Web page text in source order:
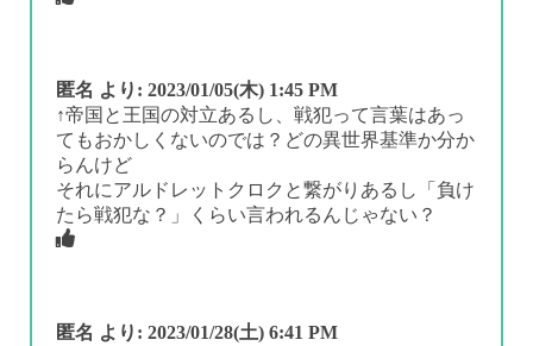
匿名 より: 2023/01/05(木) 1:45 PM
↑帝国と王国の対立あるし、戦犯って言葉はあっ
てもおかしくないのでは？どの異世界基準か分か
らんけど
それにアルドレットクロクと繋がりあるし「負け
たら戦犯な？」くらい言われるんじゃない？
匿名 より: 2023/01/28(土) 6:41 PM